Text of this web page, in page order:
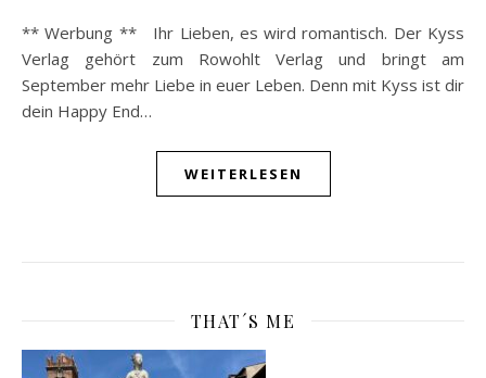
** Werbung ** Ihr Lieben, es wird romantisch. Der Kyss
Verlag gehört zum Rowohlt Verlag und bringt am
September mehr Liebe in euer Leben. Denn mit Kyss ist dir
dein Happy End…
WEITERLESEN
THAT´S ME